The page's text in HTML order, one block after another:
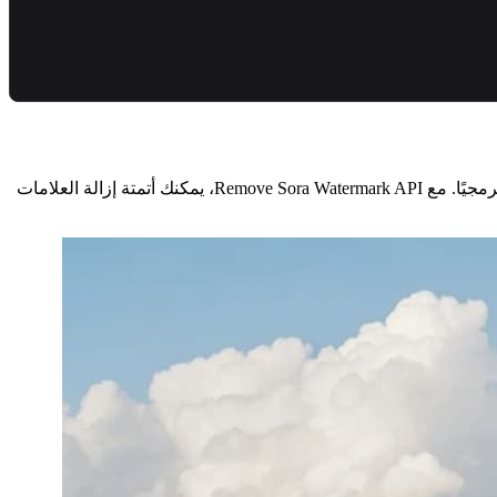
Remove Sora Watermark API هي خدمة RESTful API تتيح للمطورين إزالة العلامات المائية من فيديوهات Sora التي تم إنشاؤها بواسطة AI برمجيًا. مع Remove Sora Watermark API، يمكنك أتمتة إزالة العلامات